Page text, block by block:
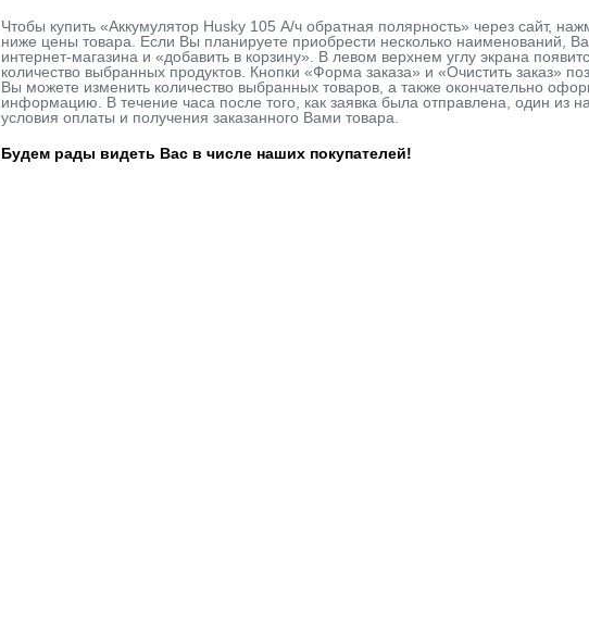
Чтобы купить «Аккумулятор Husky 105 А/ч обратная полярнoсть» через сайт,
ниже цены товара. Если Вы планируете приобрести несколько наименований,
интернет-магазина и «добавить в корзину». В левом верхнем углу экрана
количество выбранных продуктов. Кнопки «Форма заказа» и «Очистить заказ»
Вы можете изменить количество выбранных товаров, а также окончательно
информацию. В течение часа после того, как заявка была отправлена, один из
условия оплаты и получения заказанного Вами товара.
Будем рады видеть Вас в числе наших покупателей!